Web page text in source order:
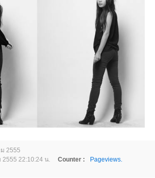
2555
2555 22:10:24 น. Counter :
Pageviews.